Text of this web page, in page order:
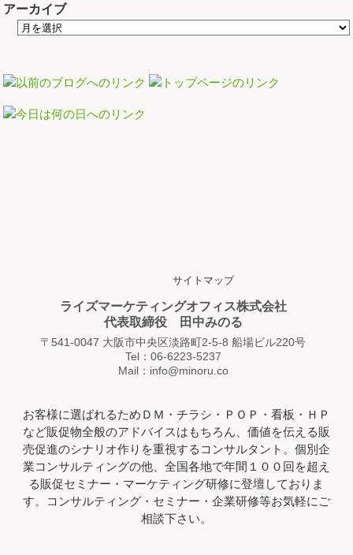
アーカイブ
サイトマップ
ライズマーケティングオフィス株式会社
代表取締役 田中みのる
〒541-0047 大阪市中央区淡路町2-5-8 船場ビル220号
Tel：06-6223-5237
Mail：info@minoru.co
お客様に選ばれるためＤＭ・チラシ・ＰＯＰ・看板・ＨＰ
など販促物全般のアドバイスはもちろん、価値を伝える販
売促進のシナリオ作りを重視するコンサルタント。個別企
業コンサルティングの他、全国各地で年間１００回を超え
る販促セミナー・マーケティング研修に登壇しておりま
す。コンサルティング・セミナー・企業研修等お気軽にご
相談下さい。